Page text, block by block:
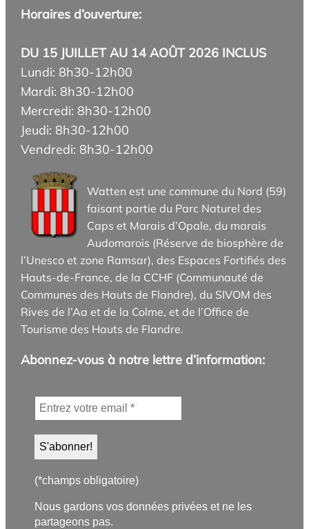
Horaires d’ouverture:
DU 15 JUILLET AU 14 AOÛT 2026 INCLUS
Lundi: 8h30-12h00
Mardi: 8h30-12h00
Mercredi: 8h30-12h00
Jeudi: 8h30-12h00
Vendredi: 8h30-12h00
Watten est une commune du Nord (59)
faisant partie du Parc Naturel des
Caps et Marais d’Opale, du marais
Audomarois (Réserve de biosphère de
l’Unesco et zone Ramsar), des Espaces Fortifiés des
Hauts-de-France, de la CCHF (Communauté de
Communes des Hauts de Flandre), du SIVOM des
Rives de l’Aa et de la Colme, et de l’Office de
Tourisme des Hauts de Flandre.
Abonnez-vous à notre lettre d’information:
(*champs obligatoire)
Nous gardons vos données privées et ne les
partageons pas.